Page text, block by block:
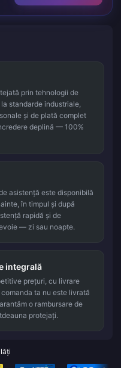
prin tehnologii de
standarde industriale,
și de plată complet
deplină — 100%
asistență este disponibilă
în timpul și după
rapidă și de
— zi sau noapte.
integrală
prețuri, cu livrare
ta nu este livrată
o rambursare de
protejați.